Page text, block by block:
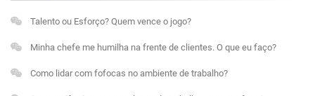
Talento ou Esforço? Quem vence o jogo?
Minha chefe me humilha na frente de clientes. O que eu faço?
Como lidar com fofocas no ambiente de trabalho?